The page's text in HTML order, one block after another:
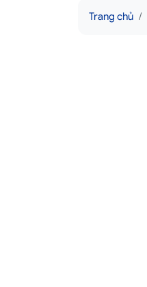
Trang chủ